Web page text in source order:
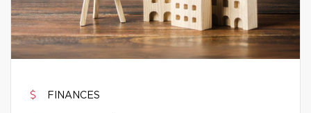
FINANCES